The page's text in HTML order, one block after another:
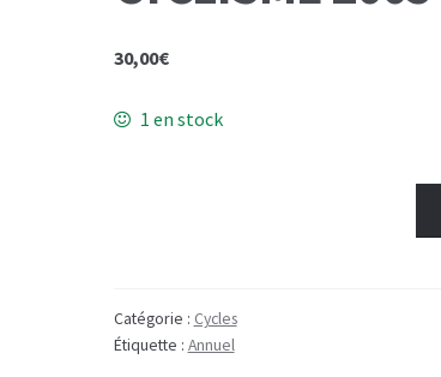
30,00€
1 en stock
DU
CYCLISME
Catégorie : Cycles
Étiquette : Annuel